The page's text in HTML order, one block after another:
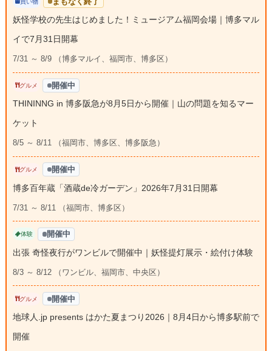
妖怪学校の先生はじめました！ミュージアム福岡会場｜博多マル
イで7月31日開幕
7/31 ～ 8/9 （博多マルイ、福岡市、博多区）
グルメ 開催中
THININNG in 博多阪急が8月5日から開催｜山の問題を知るマー
ケット
8/5 ～ 8/11 （福岡市、博多区、博多阪急）
グルメ 開催中
博多百年蔵「酒蔵de冷ガーデン」2026年7月31日開幕
7/31 ～ 8/11 （福岡市、博多区）
体験 開催中
出張 奇怪夜行がワンビルで開催中｜妖怪提灯展示・絵付け体験
8/3 ～ 8/12 （ワンビル、福岡市、中央区）
グルメ 開催中
地球人.jp presents はかた夏まつり2026｜8月4日から博多駅前で
開催